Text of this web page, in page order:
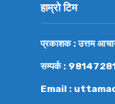
हाम्रो टिम
प्रकाशक : उत्तम
सम्पर्क :
Email :